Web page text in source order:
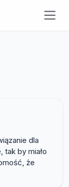
dla
by miało
że